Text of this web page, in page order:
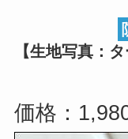
【生地写真：
価格：